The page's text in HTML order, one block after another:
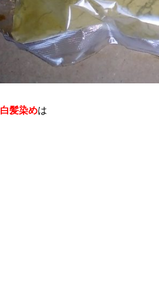
白髪染めは